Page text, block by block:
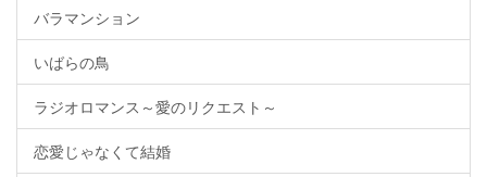
バラマンション
いばらの鳥
ラジオロマンス～愛のリクエスト～
恋愛じゃなくて結婚